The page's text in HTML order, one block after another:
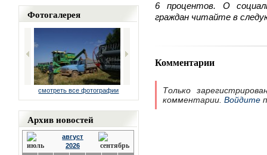
Фотогалерея
смотреть все фотографии
Архив новостей
август
2026
6 процентов. О
граждан читайте в
Комментарии
Только
комментарии. Войдите